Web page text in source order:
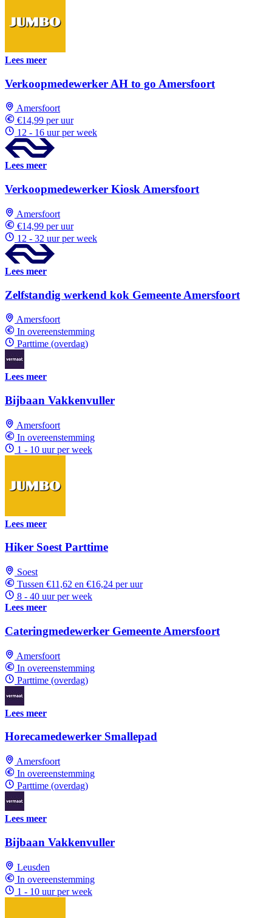
Lees meer
Verkoopmedewerker AH to go Amersfoort
Amersfoort
€14,99 per uur
12 - 16 uur per week
Lees meer
Verkoopmedewerker Kiosk Amersfoort
Amersfoort
€14,99 per uur
12 - 32 uur per week
Lees meer
Zelfstandig werkend kok Gemeente Amersfoort
Amersfoort
In overeenstemming
Parttime (overdag)
Lees meer
Bijbaan Vakkenvuller
Amersfoort
In overeenstemming
1 - 10 uur per week
Lees meer
Hiker Soest Parttime
Soest
Tussen €11,62 en €16,24 per uur
8 - 40 uur per week
Lees meer
Cateringmedewerker Gemeente Amersfoort
Amersfoort
In overeenstemming
Parttime (overdag)
Lees meer
Horecamedewerker Smallepad
Amersfoort
In overeenstemming
Parttime (overdag)
Lees meer
Bijbaan Vakkenvuller
Leusden
In overeenstemming
1 - 10 uur per week